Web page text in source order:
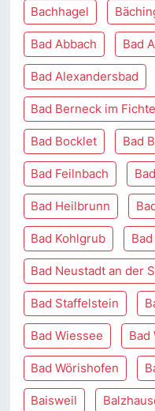
Bachhagel
Bad Abbach Bad
Bad Alexandersbad
Bad Berneck im
Bad Bocklet Bad
Bad Feilnbach
Bad Heilbrunn
Bad Kohlgrub
Bad Neustadt an der
Bad Staffelstein
Bad Wiessee Bad
Bad Wörishofen
Baisweil